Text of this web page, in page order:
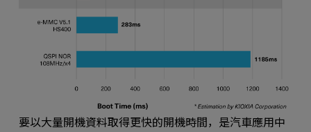
要以大量開機資料取得更快的開機時間，是汽車應用中